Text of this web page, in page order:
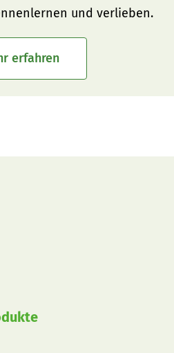
und verlieben.
erfahren